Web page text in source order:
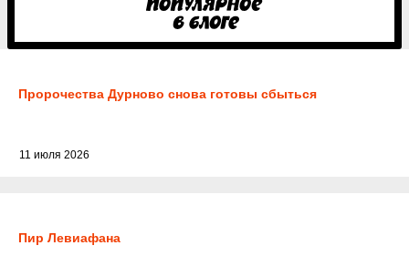
Пророчества Дурново снова готовы сбыться
11 июля 2026
Пир Левиафана